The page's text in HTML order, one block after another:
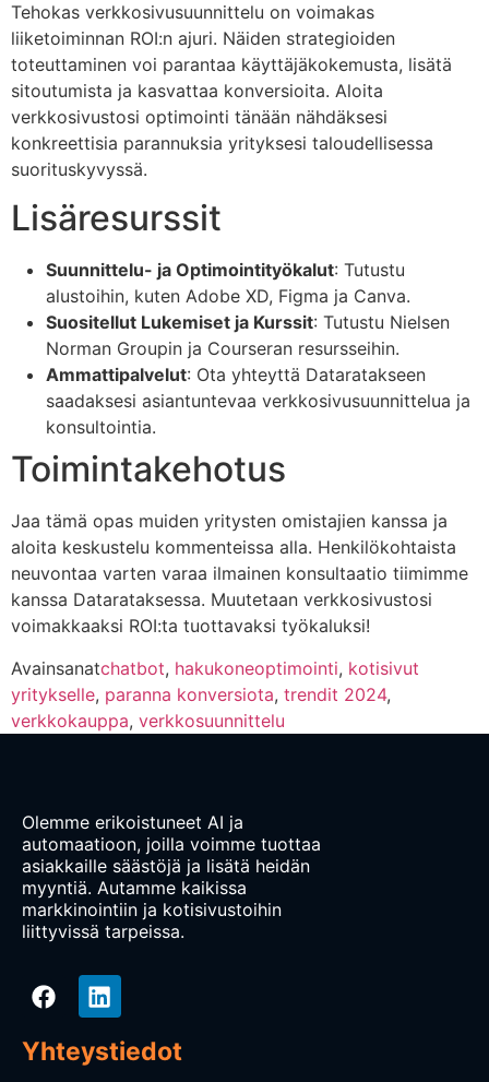
Tehokas verkkosivusuunnittelu on voimakas
liiketoiminnan ROI:n ajuri. Näiden strategioiden
toteuttaminen voi parantaa käyttäjäkokemusta, lisätä
sitoutumista ja kasvattaa konversioita. Aloita
verkkosivustosi optimointi tänään nähdäksesi
konkreettisia parannuksia yrityksesi taloudellisessa
suorituskyvyssä.
Lisäresurssit
Suunnittelu- ja Optimointityökalut: Tutustu
alustoihin, kuten Adobe XD, Figma ja Canva.
Suositellut Lukemiset ja Kurssit: Tutustu Nielsen
Norman Groupin ja Courseran resursseihin.
Ammattipalvelut: Ota yhteyttä Dataratakseen
saadaksesi asiantuntevaa verkkosivusuunnittelua ja
konsultointia.
Toimintakehotus
Jaa tämä opas muiden yritysten omistajien kanssa ja
aloita keskustelu kommenteissa alla. Henkilökohtaista
neuvontaa varten varaa ilmainen konsultaatio tiimimme
kanssa Datarataksessa. Muutetaan verkkosivustosi
voimakkaaksi ROI:ta tuottavaksi työkaluksi!
Avainsanatchatbot, hakukoneoptimointi, kotisivut
yritykselle, paranna konversiota, trendit 2024,
verkkokauppa, verkkosuunnittelu
Olemme erikoistuneet AI ja
automaatioon, joilla voimme tuottaa
asiakkaille säästöjä ja lisätä heidän
myyntiä. Autamme kaikissa
markkinointiin ja kotisivustoihin
liittyvissä tarpeissa.
Yhteystiedot